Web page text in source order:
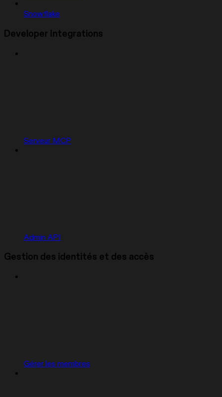
Snowflake
Developer Integrations
Serveur MCP
Admin API
Gestion des identités et des accès
Gérer les membres